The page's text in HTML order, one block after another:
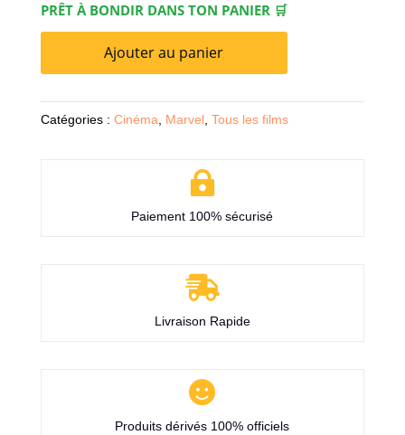
PRÊT À BONDIR DANS TON PANIER 🛒
Ajouter au panier
Catégories : Cinéma, Marvel, Tous les films

Paiement 100% sécurisé

Livraison Rapide

Produits dérivés 100% officiels